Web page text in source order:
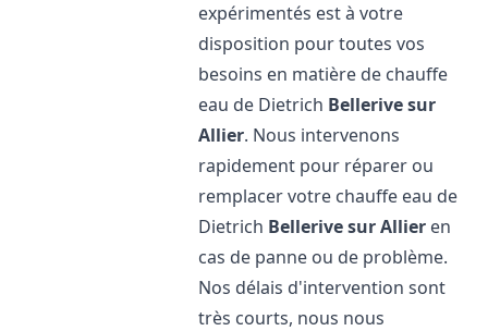
expérimentés est à votre
disposition pour toutes vos
besoins en matière de chauffe
eau de Dietrich Bellerive sur
Allier. Nous intervenons
rapidement pour réparer ou
remplacer votre chauffe eau de
Dietrich Bellerive sur Allier en
cas de panne ou de problème.
Nos délais d'intervention sont
très courts, nous nous